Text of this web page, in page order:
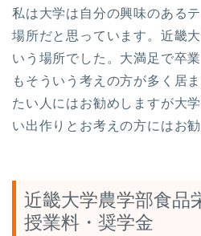
私は大学は自分の興味のある
場所だと思っています。近畿
いう場所でした。大満足で卒
もそういう考えの方が多く居
たい人にはお勧めしますが大
い出作りとお考えの方にはお
近畿大学農学部食品
授業料・奨学金